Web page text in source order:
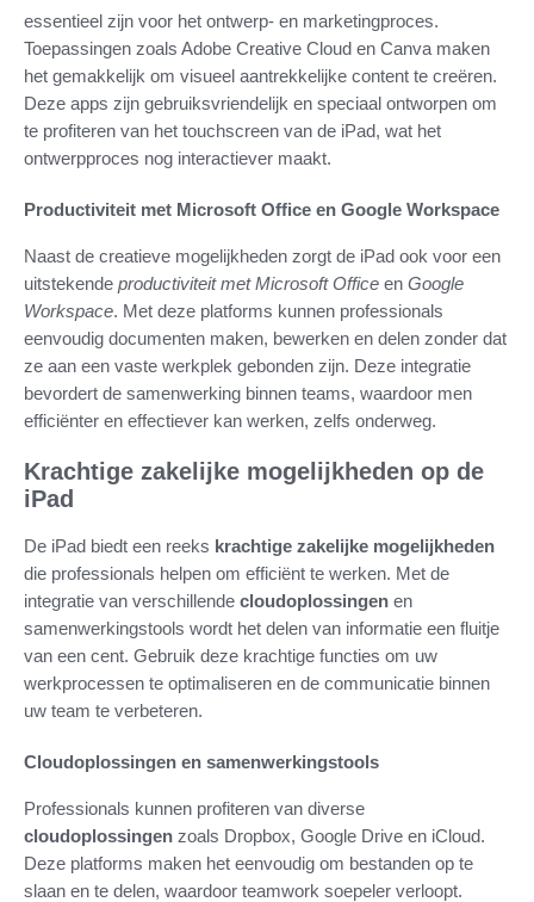
essentieel zijn voor het ontwerp- en marketingproces.
Toepassingen zoals Adobe Creative Cloud en Canva maken
het gemakkelijk om visueel aantrekkelijke content te creëren.
Deze apps zijn gebruiksvriendelijk en speciaal ontworpen om
te profiteren van het touchscreen van de iPad, wat het
ontwerpproces nog interactiever maakt.
Productiviteit met Microsoft Office en Google Workspace
Naast de creatieve mogelijkheden zorgt de iPad ook voor een
uitstekende productiviteit met Microsoft Office en Google
Workspace. Met deze platforms kunnen professionals
eenvoudig documenten maken, bewerken en delen zonder dat
ze aan een vaste werkplek gebonden zijn. Deze integratie
bevordert de samenwerking binnen teams, waardoor men
efficiënter en effectiever kan werken, zelfs onderweg.
Krachtige zakelijke mogelijkheden op de
iPad
De iPad biedt een reeks krachtige zakelijke mogelijkheden
die professionals helpen om efficiënt te werken. Met de
integratie van verschillende cloudoplossingen en
samenwerkingstools wordt het delen van informatie een fluitje
van een cent. Gebruik deze krachtige functies om uw
werkprocessen te optimaliseren en de communicatie binnen
uw team te verbeteren.
Cloudoplossingen en samenwerkingstools
Professionals kunnen profiteren van diverse
cloudoplossingen zoals Dropbox, Google Drive en iCloud.
Deze platforms maken het eenvoudig om bestanden op te
slaan en te delen, waardoor teamwork soepeler verloopt.